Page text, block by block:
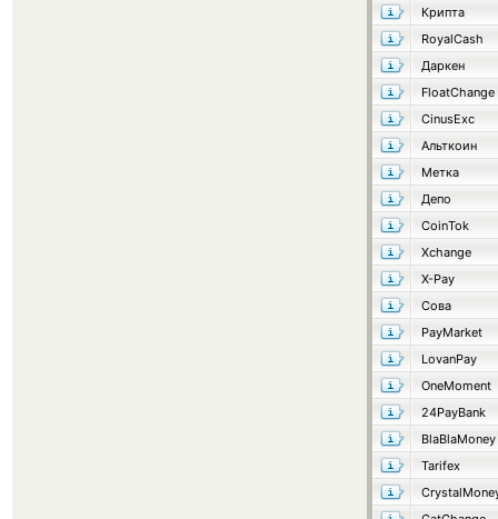
Крипта
RoyalCash
Даркен
FloatChange
CinusExc
Альткоин
Метка
Депо
CoinTok
Xchange
X-Pay
Сова
PayMarket
LovanPay
OneMoment
24PayBank
BlaBlaMoney
Tarifex